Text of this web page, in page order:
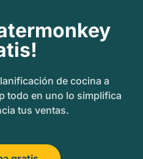
de cocina a
todo en uno lo simplifica
tus ventas.